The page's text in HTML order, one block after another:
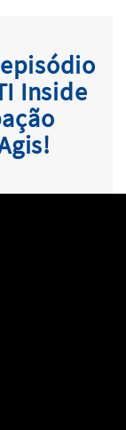
Inside